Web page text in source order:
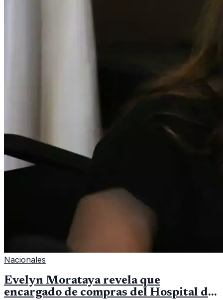
Nacionales
Evelyn Morataya revela que
encargado de compras del Hospital de